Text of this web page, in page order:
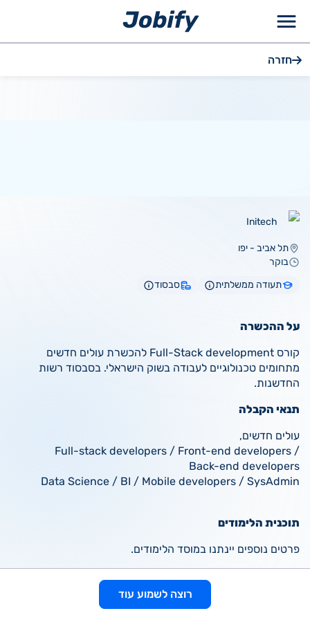
לתוכןחזרה
Initech
תל אביב - יפו
בוקר
תעודה ממשלתית
סבסוד
על ההכשרה
קורס Full-Stack development להכשרת עולים חדשים
מתחומים טכנולוגיים לעבודה בשוק הישראלי. בסבסוד רשות
החדשנות.
תנאי הקבלה
עולים חדשים,
Full-stack developers / Front-end developers /
Back-end developers
Data Science / BI / Mobile developers / SysAdmin
תוכנית הלימודים
פרטים נוספים יינתנו במוסד הלימודים.
רוצה לראות עוד הכשרות ומסלולי לימוד שיכולים להתאים
לך?​ ב-Jobify יש מעל 8,000 הכשרות ומסלולי לימוד,
רוצה לשמוע עוד